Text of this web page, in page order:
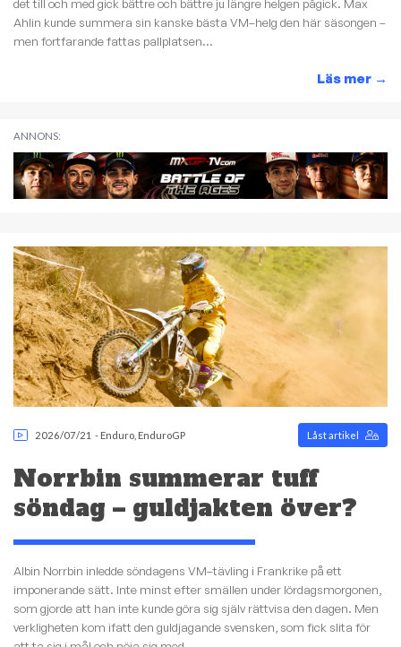
det till och med gick bättre och bättre ju längre helgen pågick. Max
Ahlin kunde summera sin kanske bästa VM–helg den här säsongen –
men fortfarande fattas pallplatsen...
Läs mer →
ANNONS:
2026/07/21 - Enduro EnduroGP Låst artikel
Norrbin summerar tuff
söndag – guldjakten över?
Albin Norrbin inledde söndagens VM–tävling i Frankrike på ett
imponerande sätt. Inte minst efter smällen under lördagsmorgonen,
som gjorde att han inte kunde göra sig själv rättvisa den dagen. Men
verkligheten kom ifatt den guldjagande svensken, som fick slita för